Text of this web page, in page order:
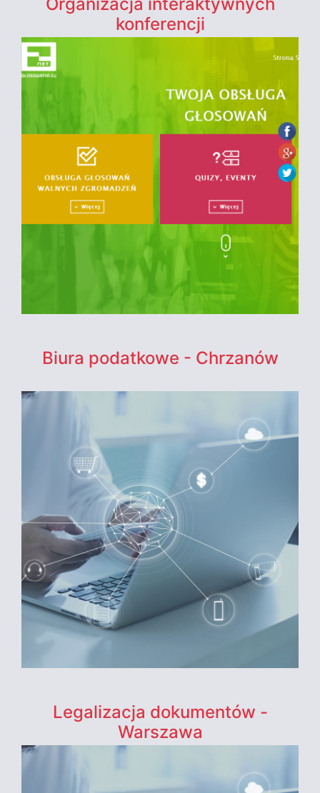
konferencji
Biura podatkowe - Chrzanów
Legalizacja dokumentów -
Warszawa